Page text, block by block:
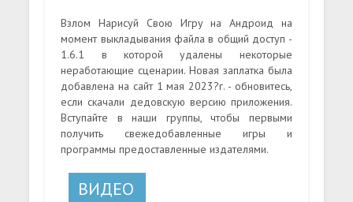
Взлом Нарисуй Свою Игру на Андроид на
момент выкладывания файла в общий доступ -
1.6.1 в которой удалены некоторые
неработающие сценарии. Новая заплатка была
добавлена на сайт 1 мая 2023?г. - обновитесь,
если скачали дедовскую версию приложения.
Вступайте в наши группы, чтобы первыми
получить свежедобавленные игры и
программы предоставленные издателями.
ВИДЕО